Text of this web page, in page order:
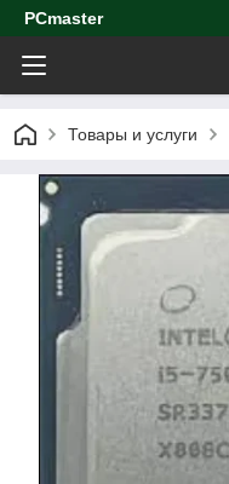
PCmaster
Товары и услуги